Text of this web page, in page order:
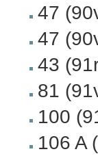
47
47
43
81
100
106 A